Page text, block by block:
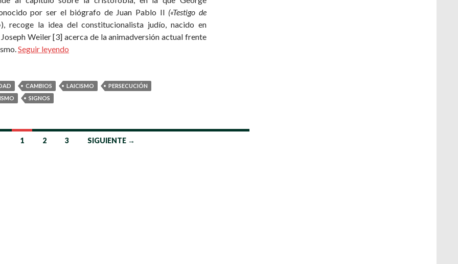
por ser el biógrafo de Juan Pablo II («Testigo de
), recoge la idea del constitucionalista judío, nacido en
Weiler [3] acerca de la animadversión actual frente
Seguir leyendo
CAMBIOS LAICISMO
PERSECUCIÓN
SIGNOS
1 2 3 SIGUIENTE →